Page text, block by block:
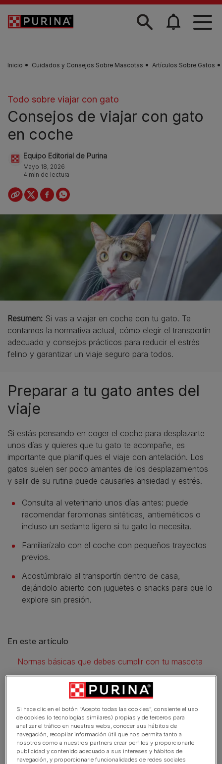
Skip to main content
Inicio Cuidados y Consejos Sobre Mascotas Artículos Sobre Gatos
Todo sobre viajar con gato
Consejos de viajar con gato
en coche
Equipo Editorial de Purina
Mayo 18, 2026
4 min de lectura
Resumen: Si vas a viajar en coche con tu gato. Te
contamos la normativa actual, cómo elegir el transportín
adecuado y consejos prácticos para reducir el estrés
felino y garantizar un viaje seguro para todos.
Preparar a tu gato antes del
viaje
Si estás pensando en coger el coche para desplazarte
unos días y quieres que tu gato te acompañe, es
importante que planifiques el viaje con antelación. Los
gatos suelen ser poco amantes de los desplazamientos
y salir de su rutina puede causarles ansiedad y estrés.
Consulta al veterinario unos días antes: puede
recomendar feromonas sintéticas, antieméticos o
incluso un sedante ligero si tu gato lo necesita.
Familiarízalo con el coche con pequeños trayectos
previos.
Acostúmbralo al transportín dentro de casa,
dejándolo abierto con juguetes o snacks para que lo
explore sin presión.
En este artículo
Normas básicas que debes cumplir con tu mascota
Aspectos legales: sanciones y normativa
Cómo llevar a un gato en el coche
Eficacia de los sistemas de retención
Pautas durante el viaje
Bienestar animal y Ley de Bienestar Animal
Si hace clic en el botón “Acepto todas las cookies”, consiente el uso
de cookies (o tecnologías similares) propias y de terceros para
analizar el tráfico en nuestras webs, conocer sus hábitos de
navegación, recopilar información útil que nos permita tanto a
nosotros como a nuestros partners crear perfiles y proporcionarle
publicidad y contenido adecuado a sus intereses y hábitos de
navegación, y proporcionarle funcionalidades de redes sociales